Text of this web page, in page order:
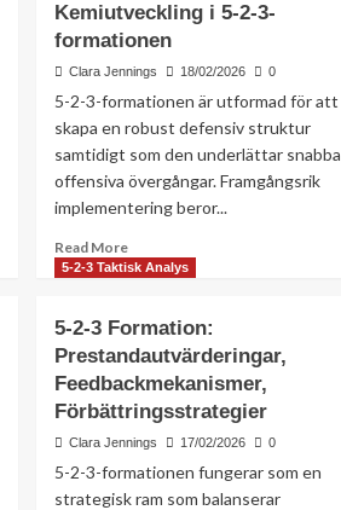
Formation:
Formationsvariationer,
flexibilitet,
Anpassningsanalys
Kemiutveckling i 5-2-3-
formationen
Clara Jennings 18/02/2026 0
5-2-3-formationen är utformad för att
skapa en robust defensiv struktur
samtidigt som den underlättar snabba
offensiva övergångar. Framgångsrik
implementering beror...
Read MoreRead
more
Spelarinteraktioner,
Kemiutveckling
i
5-
3-
formationen
5-2-3 Taktisk Analys
5-2-3 Formation:
Prestandautvärderingar,
Feedbackmekanismer,
Förbättringsstrategier
Clara Jennings 17/02/2026 0
5-2-3-formationen fungerar som en
strategisk ram som balanserar